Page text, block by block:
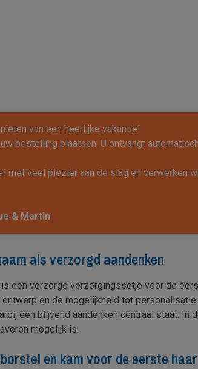
van een heerlijke vakantie!
bestelling plaatsen. U ontvangt automatisch
met veel plezier aan de slag en verwerken
& Martin
als verzorgd aandenken
een verzorgd verzorgingssetje voor de
en de mogelijkheid tot
een blijvend aandenken centraal staat. In
mogelijk is.
en kam voor de eerste